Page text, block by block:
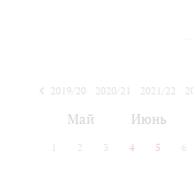
2019/20 2020/21 2021/22
Май Июнь
2 3 4 5 6